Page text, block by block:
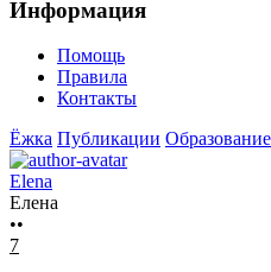
Информация
Помощь
Правила
Контакты
Ёжка Публикации
Elena
Елена
••
7